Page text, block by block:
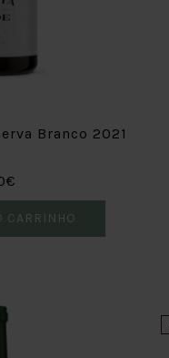
Branco 2021
CARRINHO